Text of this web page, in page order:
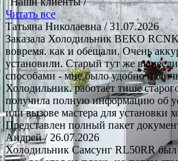
Читать все
Татьяна Николаевна/ 31.07.2026
Заказала Холодильник BEKO
вовремя. как и обещали. Очень
установили. Старый тут же
способами - мне было удобно
Холодильник. работает тише
получила полную информацию об
или вызове мастера для установки
Представлен полный пакет
Андрей/ 26.07.2026
Холодильник Самсунг RL50RR был